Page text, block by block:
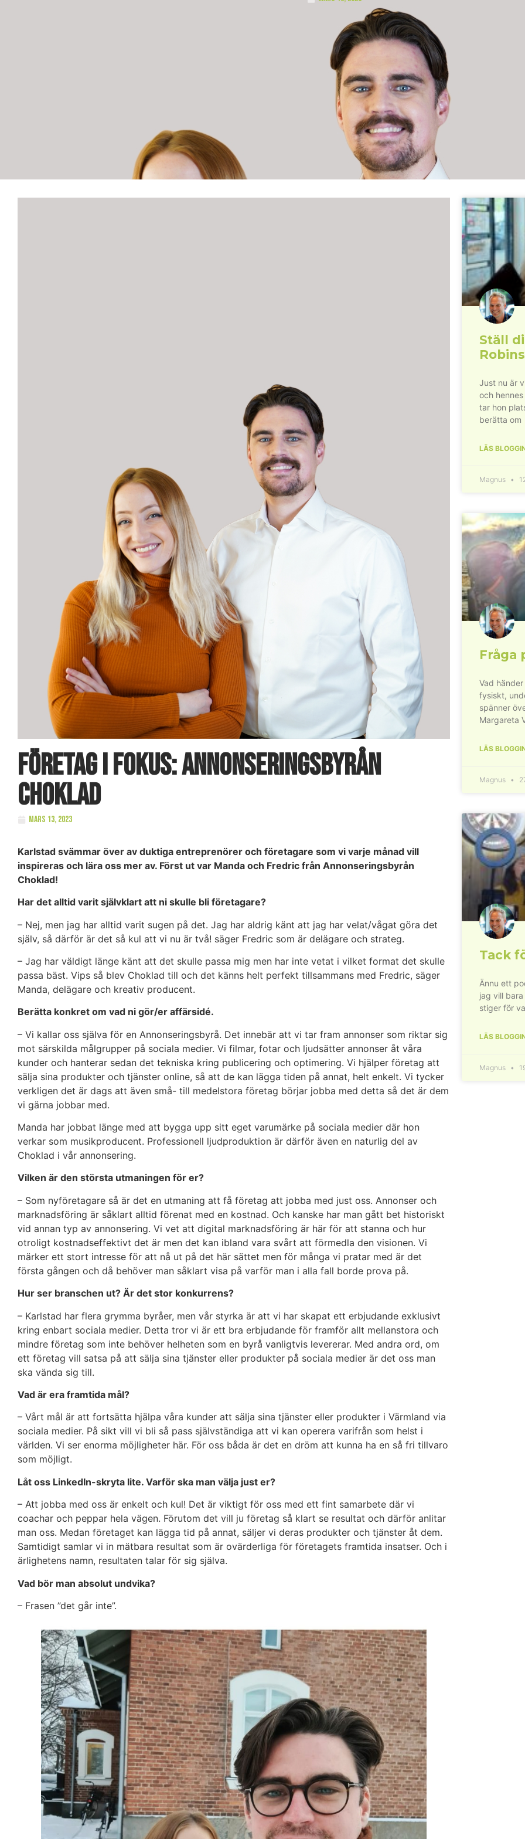
Företag i fokus: Annonseringsbyrån
Choklad
mars 13, 2023
Karlstad svämmar över av duktiga entreprenörer och företagare som vi varje månad vill
inspireras och lära oss mer av. Först ut var Manda och Fredric från Annonseringsbyrån
Choklad!
Har det alltid varit självklart att ni skulle bli företagare?
– Nej, men jag har alltid varit sugen på det. Jag har aldrig känt att jag har velat/vågat göra det
själv, så därför är det så kul att vi nu är två! säger Fredric som är delägare och strateg.
– Jag har väldigt länge känt att det skulle passa mig men har inte vetat i vilket format det skulle
passa bäst. Vips så blev Choklad till och det känns helt perfekt tillsammans med Fredric, säger
Manda, delägare och kreativ producent.
Berätta konkret om vad ni gör/er affärsidé.
– Vi kallar oss själva för en Annonseringsbyrå. Det innebär att vi tar fram annonser som riktar sig
mot särskilda målgrupper på sociala medier. Vi filmar, fotar och ljudsätter annonser åt våra
kunder och hanterar sedan det tekniska kring publicering och optimering. Vi hjälper företag att
sälja sina produkter och tjänster online, så att de kan lägga tiden på annat, helt enkelt. Vi tycker
verkligen det är dags att även små- till medelstora företag börjar jobba med detta så det är dem
vi gärna jobbar med.
Manda har jobbat länge med att bygga upp sitt eget varumärke på sociala medier där hon
verkar som musikproducent. Professionell ljudproduktion är därför även en naturlig del av
Choklad i vår annonsering.
Vilken är den största utmaningen för er?
– Som nyföretagare så är det en utmaning att få företag att jobba med just oss. Annonser och
marknadsföring är såklart alltid förenat med en kostnad. Och kanske har man gått bet historiskt
vid annan typ av annonsering. Vi vet att digital marknadsföring är här för att stanna och hur
otroligt kostnadseffektivt det är men det kan ibland vara svårt att förmedla den visionen. Vi
märker ett stort intresse för att nå ut på det här sättet men för många vi pratar med är det
första gången och då behöver man såklart visa på varför man i alla fall borde prova på.
Hur ser branschen ut? Är det stor konkurrens?
– Karlstad har flera grymma byråer, men vår styrka är att vi har skapat ett erbjudande exklusivt
kring enbart sociala medier. Detta tror vi är ett bra erbjudande för framför allt mellanstora och
mindre företag som inte behöver helheten som en byrå vanligtvis levererar. Med andra ord, om
ett företag vill satsa på att sälja sina tjänster eller produkter på sociala medier är det oss man
ska vända sig till.
Vad är era framtida mål?
– Vårt mål är att fortsätta hjälpa våra kunder att sälja sina tjänster eller produkter i Värmland via
sociala medier. På sikt vill vi bli så pass självständiga att vi kan operera varifrån som helst i
världen. Vi ser enorma möjligheter här. För oss båda är det en dröm att kunna ha en så fri tillvaro
som möjligt.
Låt oss LinkedIn-skryta lite. Varför ska man välja just er?
– Att jobba med oss är enkelt och kul! Det är viktigt för oss med ett fint samarbete där vi
coachar och peppar hela vägen. Förutom det vill ju företag så klart se resultat och därför anlitar
man oss. Medan företaget kan lägga tid på annat, säljer vi deras produkter och tjänster åt dem.
Samtidigt samlar vi in mätbara resultat som är ovärderliga för företagets framtida insatser. Och i
ärlighetens namn, resultaten talar för sig själva.
Vad bör man absolut undvika?
– Frasen ”det går inte”.
Ställ
Just nu är
och
tar hon
berätta om
LÄS
Magnus
Fråga
Vad
fysiskt,
spänner
Margareta
LÄS
Magnus
Tack
Ännu ett
jag vill
stiger för
LÄS
Magnus